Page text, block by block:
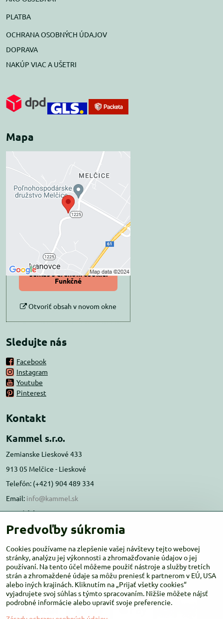
PLATBA
OCHRANA OSOBNÝCH ÚDAJOV
DOPRAVA
NAKÚP VIAC A UŠETRI
Mapa
Externý obsah je
blokovaný Voľbami
súkromia
Prajete si načítať externý obsah?
Povoliť tentokrát
Povoliť a zapamätať -
súhlas s druhom cookie:
Funkčné
Otvoriť obsah v novom okne
Sledujte nás
Facebook
Instagram
Youtube
Pinterest
Kontakt
Kammel s.r.o.
Zemianske Lieskové 433
913 05 Melčice - Lieskové
Telefón: (+421) 904 489 334
Email: info@kammel.sk
Prevádzka:
Administratívna budova PD Melčice
Otváracie hodiny:PO-ŠT 8:00 - 16:00
PIA-NE Zatvorené
Predvoľby súkromia
Cookies používame na zlepšenie vašej návštevy tejto webovej
stránky, analýzu jej výkonnosti a zhromažďovanie údajov o jej
používaní. Na tento účel môžeme použiť nástroje a služby tretích
strán a zhromaždené údaje sa môžu preniesť k partnerom v EÚ, USA
alebo iných krajinách. Kliknutím na „Prijať všetky cookies“
vyjadrujete svoj súhlas s týmto spracovaním. Nižšie môžete nájsť
podrobné informácie alebo upraviť svoje preferencie.